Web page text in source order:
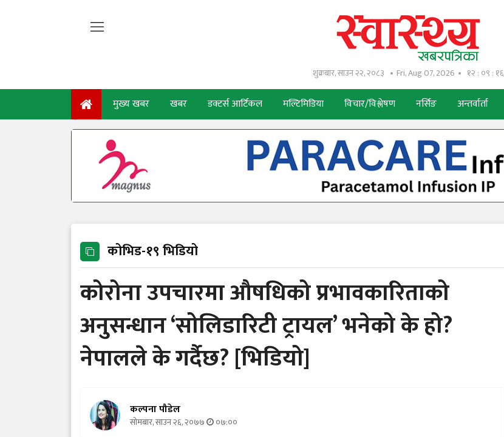
शुक्रबार, साउन २२, २०८३ Fri, Aug 07, 2026 १२ : ०९ : १७
मुख्य खबर खबर डक्टर्स आर्टिकल मल्टिमिडिया विचार/विश्लेषण नर्सिङ अन्तर्वार्ता
कोभिड-१९ भिडियो
कोरोना उपचारमा औषधिको प्रभावकारिताको
अनुसन्धान ‘सोलिडारिटी ट्रायल’ भनेको के हो?
नेपालले के गर्दैछ? [भिडियो]
कल्पना पौडेल
सोमबार, साउन २६, २०७७ ०७:००